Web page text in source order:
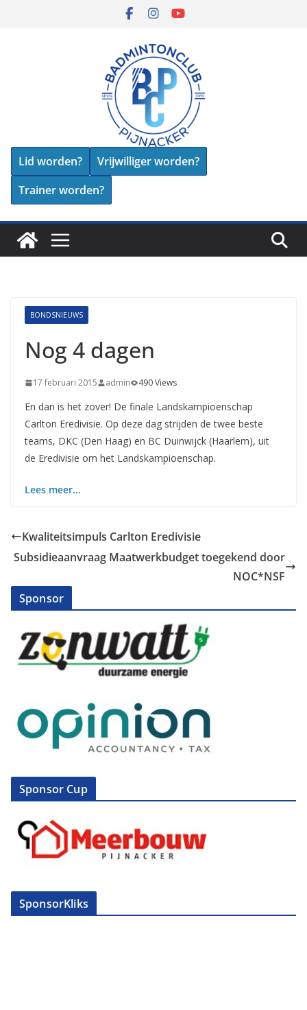
Lid worden?
Vrijwilliger worden?
Trainer worden?
BONDSNIEUWS
Nog 4 dagen
17 februari 2015 admin 490 Views
En dan is het zover! De finale Landskampioenschap
Carlton Eredivisie. Op deze dag strijden de twee beste
teams, DKC (Den Haag) en BC Duinwijck (Haarlem), uit
de Eredivisie om het Landskampioenschap.
Lees meer…
Kwaliteitsimpuls Carlton Eredivisie
Subsidieaanvraag Maatwerkbudget toegekend door
NOC*NSF
Sponsor
Sponsor Cup
SponsorKliks